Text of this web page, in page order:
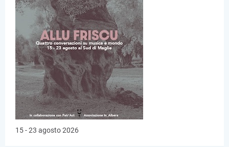
15 - 23 agosto 2026